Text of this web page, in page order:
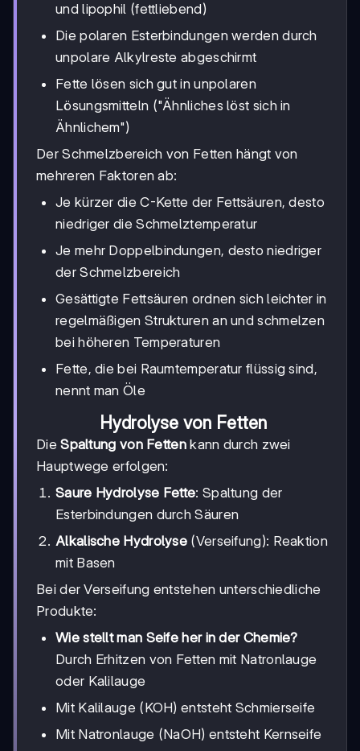
und lipophil (fettliebend)
Die polaren Esterbindungen werden durch
unpolare Alkylreste abgeschirmt
Fette lösen sich gut in unpolaren
Lösungsmitteln ("Ähnliches löst sich in
Ähnlichem")
Der Schmelzbereich von Fetten hängt von
mehreren Faktoren ab:
Je kürzer die C-Kette der Fettsäuren, desto
niedriger die Schmelztemperatur
Je mehr Doppelbindungen, desto niedriger
der Schmelzbereich
Gesättigte Fettsäuren ordnen sich leichter in
regelmäßigen Strukturen an und schmelzen
bei höheren Temperaturen
Fette, die bei Raumtemperatur flüssig sind,
nennt man Öle
Hydrolyse von Fetten
DieSpaltung von Fettenkann durch zwei
Hauptwege erfolgen:
Saure Hydrolyse Fette: Spaltung der
Esterbindungen durch Säuren
Alkalische Hydrolyse (Verseifung): Reaktion
mit Basen
Bei der Verseifung entstehen unterschiedliche
Produkte:
Wie stellt man Seife her in der Chemie?
Durch Erhitzen von Fetten mit Natronlauge
oder Kalilauge
Mit Kalilauge (KOH) entsteht Schmierseife
Mit Natronlauge (NaOH) entsteht Kernseife